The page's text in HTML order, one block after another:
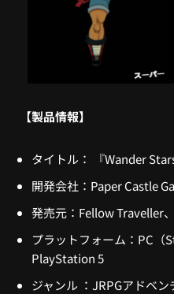
【製品情報】
タイトル： 『Wander Stars
開発会社：Paper Castle
発売元：Fellow Traveller
プラットフォーム：PC（
PlayStation 5
ジャンル ：JRPGアドベン